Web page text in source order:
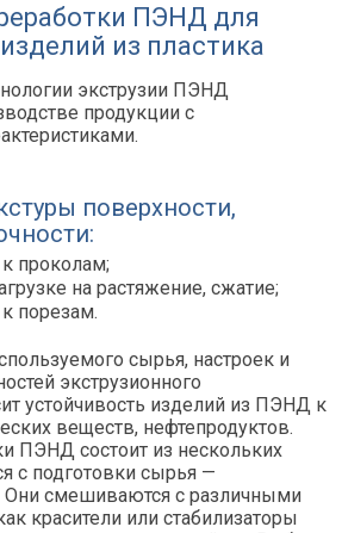
ПЭНД для
из пластика
экструзии ПЭНД
продукции с
поверхности,
к проколам;
на растяжение, сжатие;
порезам.
сырья, настроек и
экструзионного
устойчивость изделий из ПЭНД к
веществ, нефтепродуктов.
ПЭНД состоит из нескольких
с подготовки сырья —
Они смешиваются с различными
красители или стабилизаторы